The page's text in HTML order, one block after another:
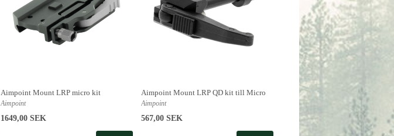
Aimpoint Mount LRP micro kit
Aimpoint
1649,00 SEK
Aimpoint Mount LRP QD kit till Micro
Aimpoint
567,00 SEK